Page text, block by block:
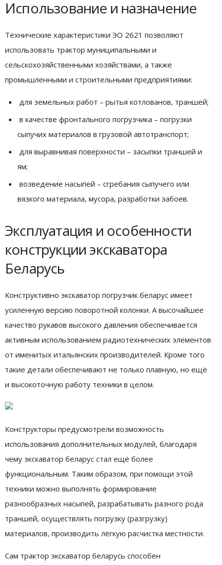
Использование и назначение
Технические характеристики ЭО 2621 позволяют
использовать трактор муниципальными и
сельскохозяйственными хозяйствами, а также
промышленными и строительными предприятиями:
для земельных работ – рытья котлованов, траншей;
в качестве фронтального погрузчика – погрузки
сыпучих материалов в грузовой автотранспорт;
для выравнивая поверхности – засыпки траншей и
ям;
возведение насыпей – сгребания сыпучего или
вязкого материала, мусора, разработки забоев.
Эксплуатация и особенности
конструкции экскаватора
Беларусь
Конструктивно экскаватор погрузчик беларус имеет
усиленную версию поворотной колонки. А высочайшее
качество рукавов высокого давления обеспечивается
активным использованием радиотехнических элементов
от именитых итальянских производителей. Кроме того
такие детали обеспечивают не только плавную, но ещё
и высокоточную работу техники в целом.
Конструкторы предусмотрели возможность
использования дополнительных модулей, благодаря
чему экскаватор беларус стал ещё более
функциональным. Таким образом, при помощи этой
техники можно выполнять формирование
разнообразных насыпей, разрабатывать разного рода
траншей, осуществлять погрузку (разгрузку)
материалов, производить лёгкую расчистка местности.
Сам трактор экскаватор беларусь способен